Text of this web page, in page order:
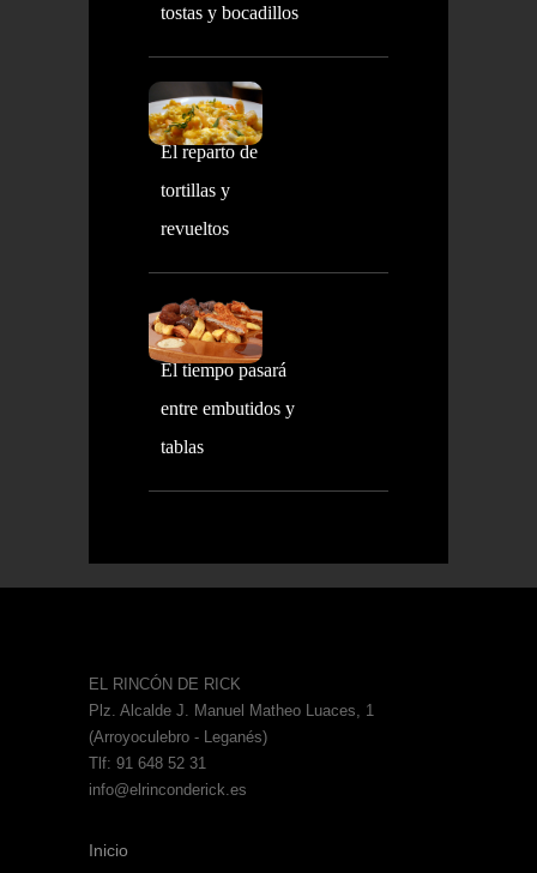
tostas y bocadillos
El reparto de
tortillas y
revueltos
El tiempo pasará
entre embutidos y
tablas
EL RINCÓN DE RICK
Plz. Alcalde J. Manuel Matheo Luaces, 1
(Arroyoculebro - Leganés)
Tlf: 91 648 52 31
info@elrinconderick.es
Inicio